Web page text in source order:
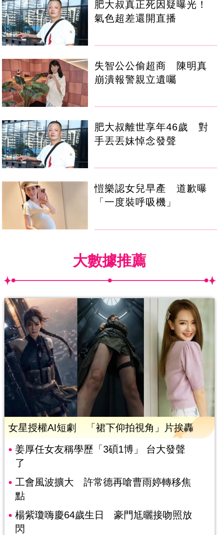
肥大叔真正死因疑曝光！
氣色超差還開直播
失智公公偷超商 陳明真
崩潰報警親立遺囑
肥大叔離世享年46歲 對
手丟丟妹悼念發聲
愷樂認女兒早產 道歉曝
「一度裝呼吸機」
大數據推薦
女星授權AI短劇 「裙下仰拍視角」片挨轟
姜厚任女友稱學歷「3碩1博」 台大發聲
了
工會風波擴大 許常德再嗆曹雨婷轉移焦
點
楊紫瓊嗨慶64歲生日 豪門尪曬接吻照放
閃